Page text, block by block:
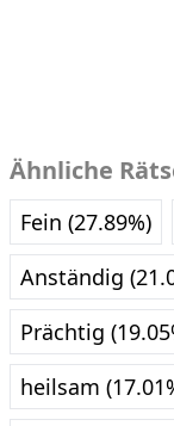
Ähnliche
Fein (27.89%)
Anständig
Prächtig
heilsam